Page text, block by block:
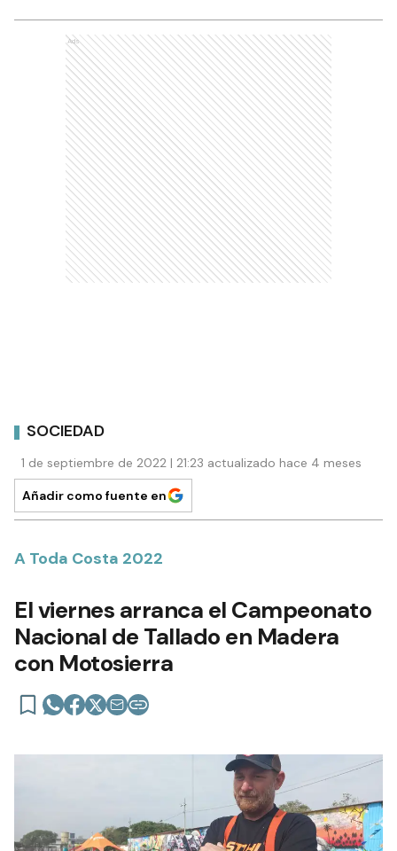
Ads
SOCIEDAD
1 de septiembre de 2022 | 21:23 actualizado hace 4 meses
Añadir como fuente en
A Toda Costa 2022
El viernes arranca el Campeonato
Nacional de Tallado en Madera
con Motosierra